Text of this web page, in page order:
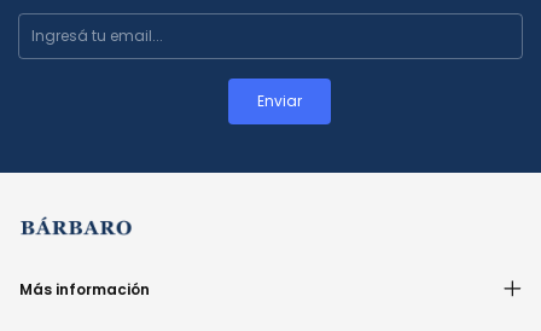
Más información